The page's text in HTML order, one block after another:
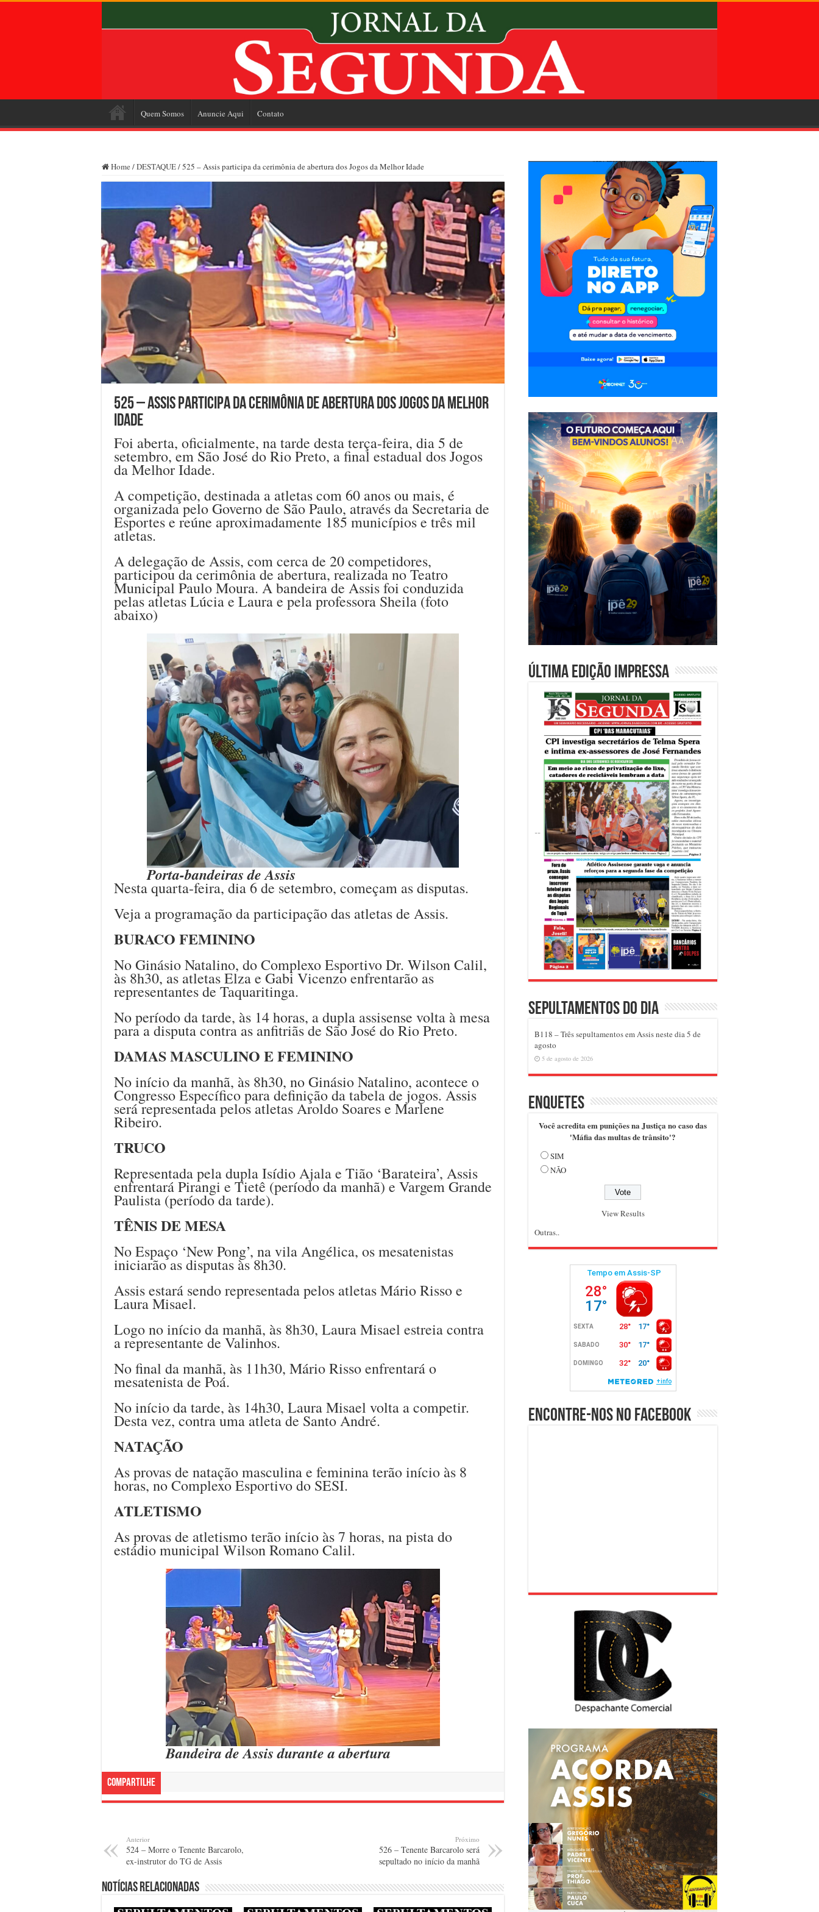
Quem Somos Anuncie Aqui Contato
Home /DESTAQUE/525 – Assis participa da cerimônia de abertura dos Jogos da Melhor Idade
525 – Assis participa da cerimônia de abertura dos Jogos da Melhor
Idade
Foi aberta, oficialmente, na tarde desta terça-feira, dia 5 de
setembro, em São José do Rio Preto, a final estadual dos Jogos
da Melhor Idade.
A competição, destinada a atletas com 60 anos ou mais, é
organizada pelo Governo de São Paulo, através da Secretaria de
Esportes e reúne aproximadamente 185 municípios e três mil
atletas.
A delegação de Assis, com cerca de 20 competidores,
participou da cerimônia de abertura, realizada no Teatro
Municipal Paulo Moura. A bandeira de Assis foi conduzida
pelas atletas Lúcia e Laura e pela professora Sheila (foto
abaixo)
Porta-bandeiras de Assis
Nesta quarta-feira, dia 6 de setembro, começam as disputas.
Veja a programação da participação das atletas de Assis.
BURACO FEMININO
No Ginásio Natalino, do Complexo Esportivo Dr. Wilson Calil,
às 8h30, as atletas Elza e Gabi Vicenzo enfrentarão as
representantes de Taquaritinga.
No período da tarde, às 14 horas, a dupla assisense volta à mesa
para a disputa contra as anfitriãs de São José do Rio Preto.
DAMAS MASCULINO E FEMININO
No início da manhã, às 8h30, no Ginásio Natalino, acontece o
Congresso Específico para definição da tabela de jogos. Assis
será representada pelos atletas Aroldo Soares e Marlene
Ribeiro.
TRUCO
Representada pela dupla Isídio Ajala e Tião ‘Barateira’, Assis
enfrentará Pirangi e Tietê (período da manhã) e Vargem Grande
Paulista (período da tarde).
TÊNIS DE MESA
No Espaço ‘New Pong’, na vila Angélica, os mesatenistas
iniciarão as disputas às 8h30.
Assis estará sendo representada pelos atletas Mário Risso e
Laura Misael.
Logo no início da manhã, às 8h30, Laura Misael estreia contra
a representante de Valinhos.
No final da manhã, às 11h30, Mário Risso enfrentará o
mesatenista de Poá.
No início da tarde, às 14h30, Laura Misael volta a competir.
Desta vez, contra uma atleta de Santo André.
NATAÇÃO
As provas de natação masculina e feminina terão início às 8
horas, no Complexo Esportivo do SESI.
ATLETISMO
As provas de atletismo terão início às 7 horas, na pista do
estádio municipal Wilson Romano Calil.
Bandeira de Assis durante a abertura
Compartilhe
Anterior
524 – Morre o Tenente Barcarolo,
ex-instrutor do TG de Assis
Próximo
526 – Tenente Barcarolo será
sepultado no início da manhã
Notícias relacionadas
Última edição impressa
Sepultamentos do dia
B118 – Três sepultamentos em Assis neste dia 5 de
agosto
5 de agosto de 2026
Enquetes
Você acredita em punições na Justiça no caso das
'Máfia das multas de trânsito'?
SIM
NÃO
View Results
Outras..
Encontre-nos no Facebook